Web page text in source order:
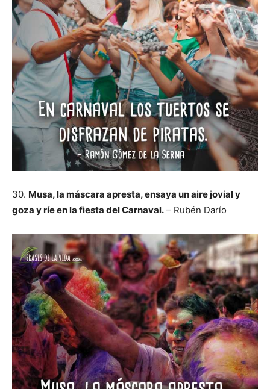
30. Musa, la máscara apresta, ensaya un aire jovial y
goza y ríe en la fiesta del Carnaval. – Rubén Darío